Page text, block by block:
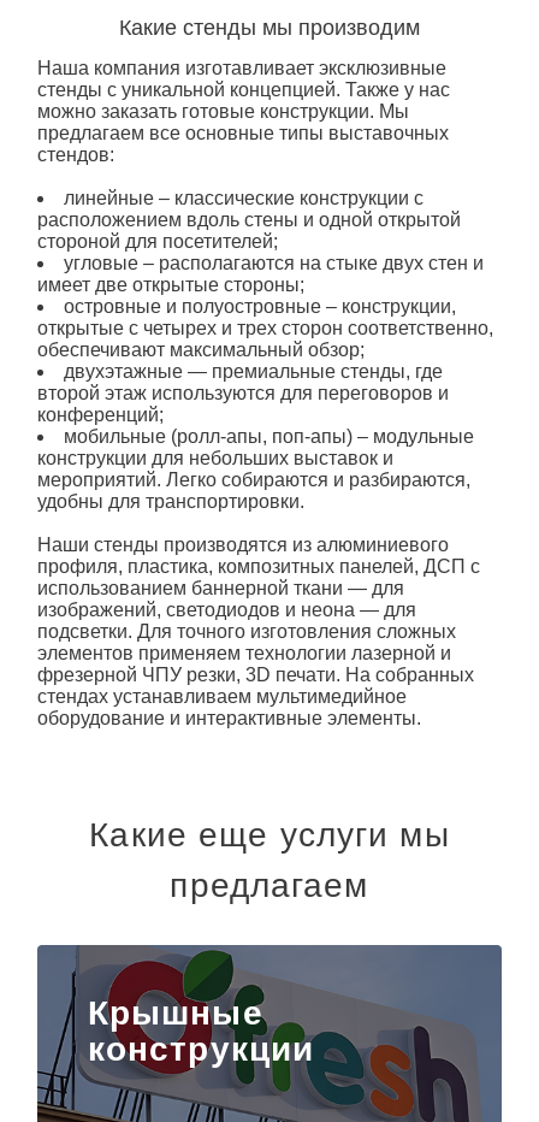
Какие стенды мы производим
Наша компания изготавливает эксклюзивные
стенды с уникальной концепцией. Также у нас
можно заказать готовые конструкции. Мы
предлагаем все основные типы выставочных
стендов:
линейные – классические конструкции с
расположением вдоль стены и одной открытой
стороной для посетителей;
угловые – располагаются на стыке двух стен и
имеет две открытые стороны;
островные и полуостровные – конструкции,
открытые с четырех и трех сторон соответственно,
обеспечивают максимальный обзор;
двухэтажные — премиальные стенды, где
второй этаж используются для переговоров и
конференций;
мобильные (ролл-апы, поп-апы) – модульные
конструкции для небольших выставок и
мероприятий. Легко собираются и разбираются,
удобны для транспортировки.
Наши стенды производятся из алюминиевого
профиля, пластика, композитных панелей, ДСП с
использованием баннерной ткани — для
изображений, светодиодов и неона — для
подсветки. Для точного изготовления сложных
элементов применяем технологии лазерной и
фрезерной ЧПУ резки, 3D печати. На собранных
стендах устанавливаем мультимедийное
оборудование и интерактивные элементы.
Какие еще услуги мы
предлагаем
Крышные
конструкции